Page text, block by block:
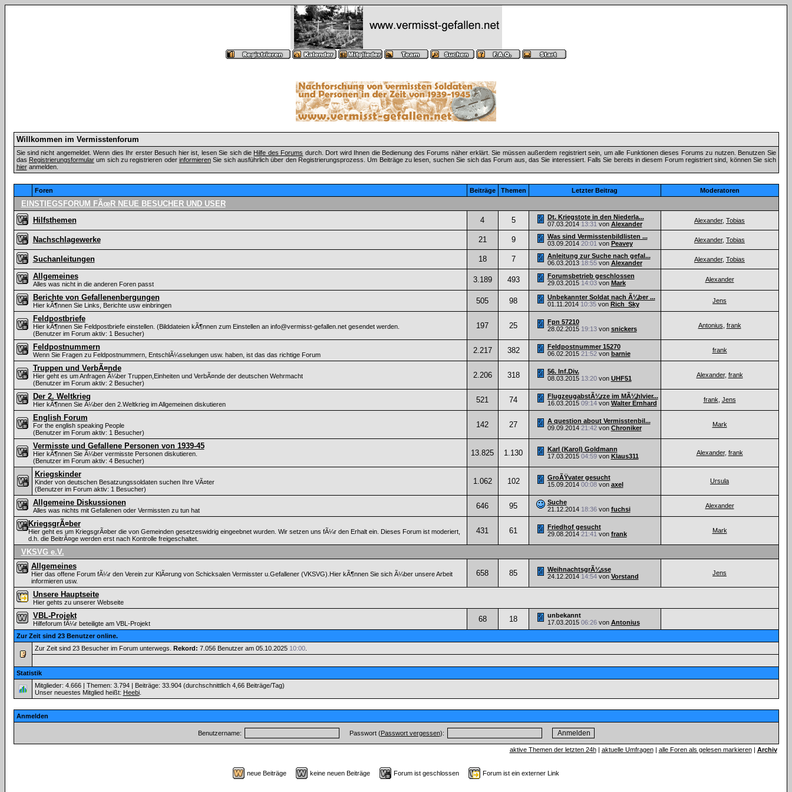
Willkommen im Vermisstenforum
Sie sind nicht angemeldet. Wenn dies Ihr erster Besuch hier ist, lesen Sie sich die Hilfe des Forums durch. Dort wird Ihnen die Bedienung des Forums näher erklärt. Sie müssen außerdem registriert sein, um alle Funktionen dieses Forums zu nutzen. Benutzen Sie
das Registrierungsformularum sich zu registrieren oder informierenSie sich ausführlich über den Registrierungsprozess. Um Beiträge zu lesen, suchen Sie sich das Forum aus, das Sie interessiert. Falls Sie bereits in diesem Forum registriert sind, können Sie sich
hieranmelden.
Foren Beiträge Themen Letzter Beitrag Moderatoren
EINSTIEGSFORUM FÃœR NEUE BESUCHER UND USER
Hilfsthemen
4 5
Dt. Kriegstote in den Niederla...
07.03.2014 13:31 von Alexander Alexander, Tobias
Nachschlagewerke 21 9
Was sind Vermisstenbildlisten ...
03.09.2014 20:01 von Peavey Alexander, Tobias
Suchanleitungen 18 7
Anleitung zur Suche nach gefal...
06.03.2013 18:55von Alexander Alexander, Tobias
Allgemeines
Alles was nicht in die anderen Foren passt 3.189 493
Forumsbetrieb geschlossen
29.03.2015 14:03von Mark Alexander
Berichte von Gefallenenbergungen
Hier kÃ¶nnen Sie Links, Berichte usw einbringen 505 98
Unbekannter Soldat nach Ã¼ber ...
01.11.2014 10:35von Rich_Sky Jens
Feldpostbriefe
Hier kÃ¶nnen Sie Feldpostbriefe einstellen. (Bilddateien kÃ¶nnen zum Einstellen an info@vermisst-gefallen.net gesendet werden.
(Benutzer im Forum aktiv: 1 Besucher)
197 25
Fpn 57210
28.02.2015 19:13von snickers Antonius frank
Feldpostnummern
Wenn Sie Fragen zu Feldpostnummern, EntschlÃ¼sselungen usw. haben, ist das das richtige Forum 2.217 382
Feldpostnummer 15270
06.02.2015 21:52von barnie frank
Truppen und VerbÃ¤nde
Hier geht es um Anfragen Ã¼ber Truppen,Einheiten und VerbÃ¤nde der deutschen Wehrmacht
(Benutzer im Forum aktiv: 2 Besucher)
2.206 318
56. Inf.Div.
08.03.2015 13:20von UHF51 Alexander, frank
Der 2. Weltkrieg
Hier kÃ¶nnen Sie Ã¼ber den 2.Weltkrieg im Allgemeinen diskutieren 521 74
FlugzeugabstÃ¼rze im MÃ¼hlvier...
16.03.2015 09:14von Walter Ernhard frank Jens
English Forum
For the english speaking People
(Benutzer im Forum aktiv: 1 Besucher)
142 27
A question about Vermisstenbil...
09.09.2014 21:42von Chroniker Mark
Vermisste und Gefallene Personen von 1939-45
Hier kÃ¶nnen Sie Ã¼ber vermisste Personen diskutieren.
(Benutzer im Forum aktiv: 4 Besucher)
13.825 1.130
Karl (Karol) Goldmann
17.03.2015 04:59von Klaus311 Alexander, frank
Kriegskinder
Kinder von deutschen Besatzungssoldaten suchen Ihre VÃ¤ter
(Benutzer im Forum aktiv: 1 Besucher)
1.062 102
GroÃŸvater gesucht
15.09.2014 00:08von axel Ursula
Allgemeine Diskussionen
Alles was nichts mit Gefallenen oder Vermissten zu tun hat 646 95
Suche
21.12.2014 18:36von fuchsi Alexander
KriegsgrÃ¤ber
Hier geht es um KriegsgrÃ¤ber die von Gemeinden gesetzeswidrig eingeebnet wurden. Wir setzen uns fÃ¼r den Erhalt ein. Dieses Forum ist moderiert,
d.h. die BeitrÃ¤ge werden erst nach Kontrolle freigeschaltet.
431 61
Friedhof gesucht
29.08.2014 21:41 von frank Mark
VKSVG e.V.
Allgemeines
Hier das offene Forum fÃ¼r den Verein zur KlÃ¤rung von Schicksalen Vermisster u.Gefallener (VKSVG).Hier kÃ¶nnen Sie sich Ã¼ber unsere Arbeit
informieren usw.
658 85
WeihnachtsgrÃ¼sse
24.12.2014 14:54von Vorstand Jens
Unsere Hauptseite
Hier gehts zu unserer Webseite
VBL-Projekt
Hilfeforum fÃ¼r beteiligte am VBL-Projekt 68 18
unbekannt
17.03.2015 06:26von Antonius
Zur Zeit sind 23 Benutzer online.
Zur Zeit sind 23 Besucher im Forum unterwegs. Rekord: 7.056 Benutzer am 05.10.2025 10:00.
Statistik
Mitglieder: 4.666 | Themen: 3.794 | Beiträge: 33.904 (durchschnittlich 4,66 Beiträge/Tag)
Unser neuestes Mitglied heißt: Heebi.
Anmelden
Benutzername: Passwort (Passwort vergessen):
aktive Themen der letzten 24h| aktuelle Umfragen| alle Foren als gelesen markieren| Archiv
neue Beiträge keine neuen Beiträge Forum ist geschlossen Forum ist ein externer Link